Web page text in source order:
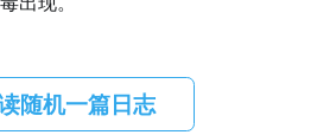
随机一篇日志